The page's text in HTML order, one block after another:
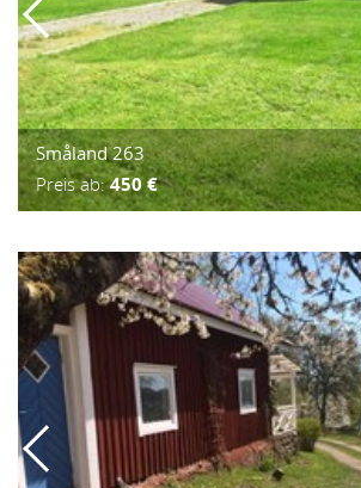
Småland 263
Preis ab:450 €